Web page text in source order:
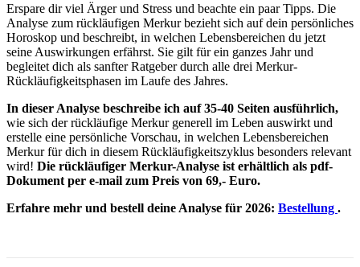
Erspare dir viel Ärger und Stress und beachte ein paar Tipps. Die
Analyse zum rückläufigen Merkur bezieht sich auf dein persönliches
Horoskop und beschreibt, in welchen Lebensbereichen du jetzt
seine Auswirkungen erfährst. Sie gilt für ein ganzes Jahr und
begleitet dich als sanfter Ratgeber durch alle drei Merkur-
Rückläufigkeitsphasen im Laufe des Jahres.
In dieser Analyse beschreibe ich auf 35-40 Seiten ausführlich,
wie sich der rückläufige Merkur generell im Leben auswirkt und
erstelle eine persönliche Vorschau, in welchen Lebensbereichen
Merkur für dich in diesem Rückläufigkeitszyklus besonders relevant
wird! Die rückläufiger Merkur-Analyse ist erhältlich als pdf-
Dokument per e-mail zum Preis von 69,- Euro.
Erfahre mehr und bestell deine Analyse für 2026: Bestellung .